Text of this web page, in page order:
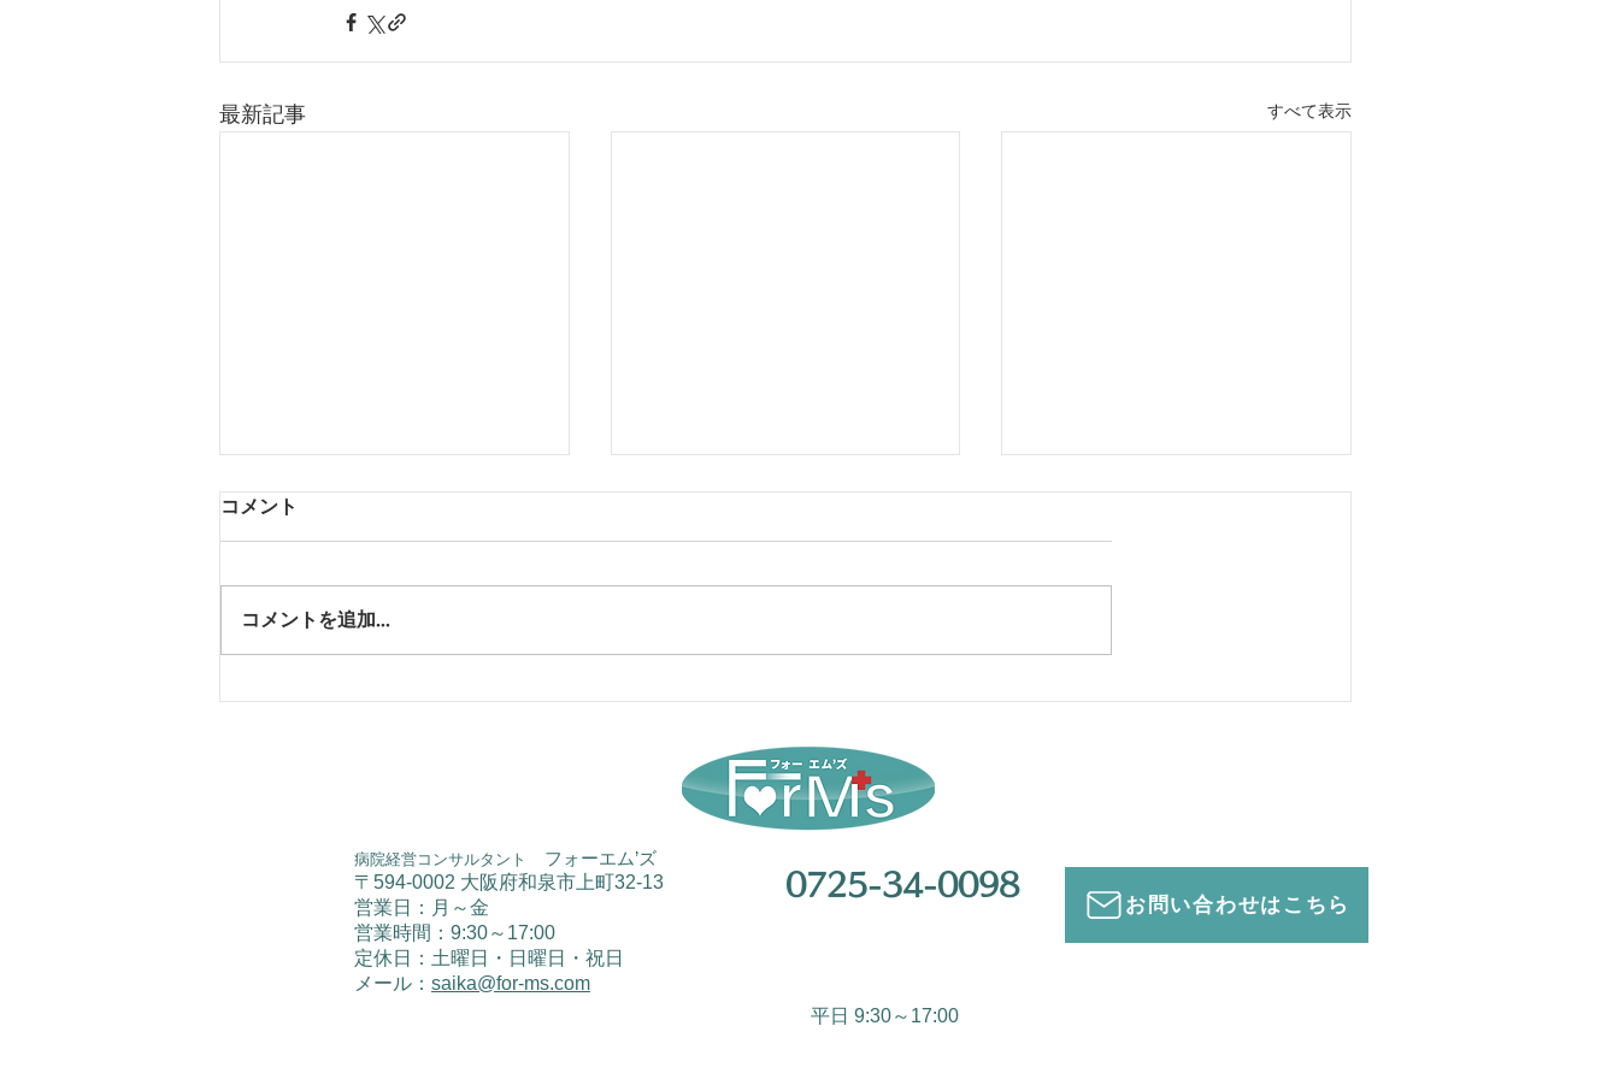
最新記事 すべて表示
コメント
コメントを追加…
病院経営コンサルタント
フォーエム’ズ
〒594-0002 大阪府和泉市上町32-13
営業日：月～金
​営業時間：9:30～17:00
​定休日：土曜日・日曜日・祝日
メール： saika@for-ms.com
0725-34-0098
お問い合わせはこちら
平日 9:30～17:00